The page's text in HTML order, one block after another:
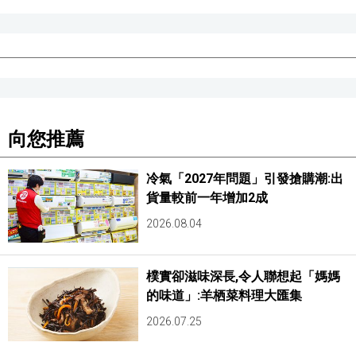
向您推薦
冷氣「2027年問題」引發搶購潮:出
貨量較前一年增加2成
2026.08.04
樸實卻滋味深長,令人聯想起「媽媽
的味道」:羊栖菜料理大匯集
2026.07.25